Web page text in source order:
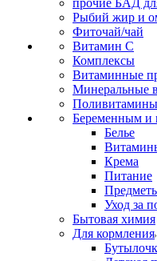
прочие БАД
Рыбий жир и
Фиточай/чай
Витамин С
Комплексы
Витаминные
Минеральные
Поливитамины
Беременным и
Белье
Крема
Питание
Уход за
Бытовая химия
Для кормления